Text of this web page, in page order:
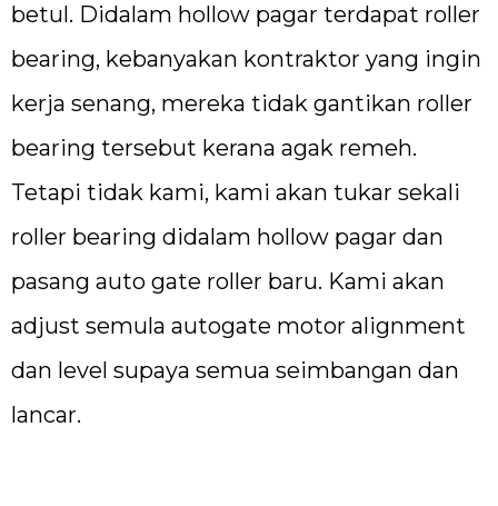
betul. Didalam hollow pagar terdapat roller
bearing, kebanyakan kontraktor yang ingin
kerja senang, mereka tidak gantikan roller
bearing tersebut kerana agak remeh.
Tetapi tidak kami, kami akan tukar sekali
roller bearing didalam hollow pagar dan
pasang auto gate roller baru. Kami akan
adjust semula autogate motor alignment
dan level supaya semua seimbangan dan
lancar.